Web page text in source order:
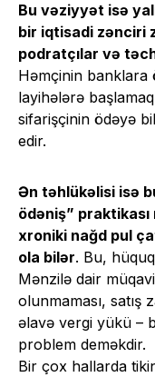
Bu vəziyyət isə
bir iqtisadi zənciri
podratçılar və
Həmçinin banklara
layihələrə
sifarişçinin ödəyə
edir.
Ən təhlükəlisi isə
ödəniş”
xroniki nağd pul
ola bilər. Bu,
Mənzilə dair
olunmaması, satış
əlavə vergi yükü –
problem deməkdir.
Bir çox hallarda